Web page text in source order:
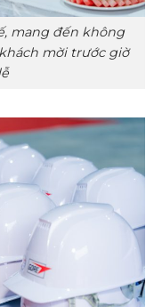
mang đến không
mời trước giờ